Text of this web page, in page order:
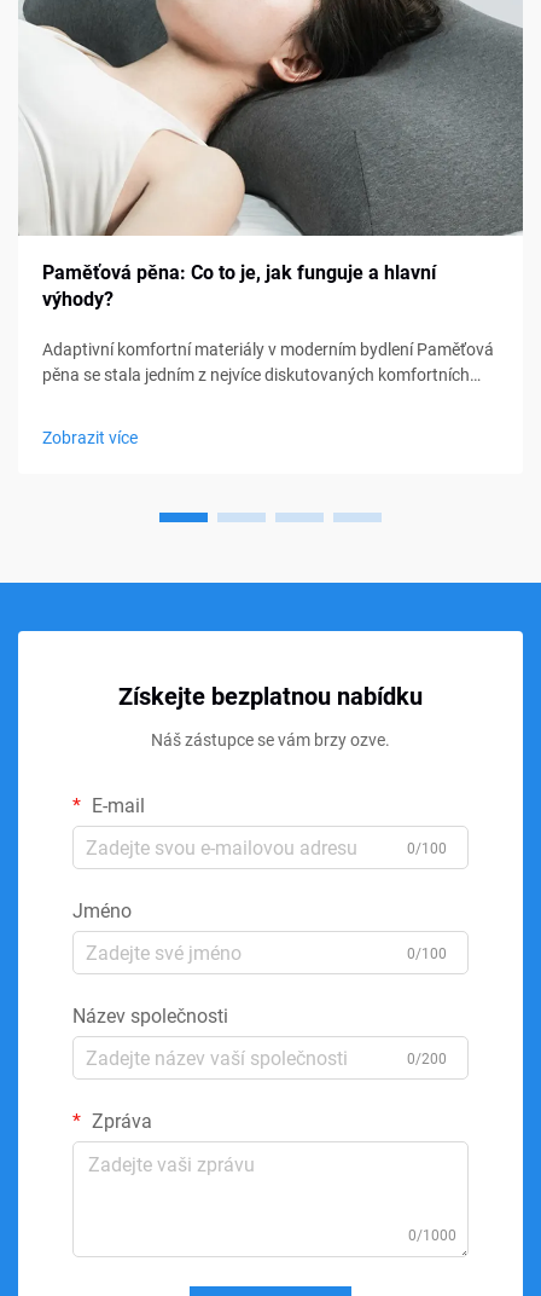
Paměťová pěna: Co to je, jak funguje a hlavní
výhody?
Adaptivní komfortní materiály v moderním bydlení Paměťová
pěna se stala jedním z nejvíce diskutovaných komfortních
Zobrazit více
Získejte bezplatnou nabídku
Náš zástupce se vám brzy ozve.
E-mail
0/100
Jméno
0/100
Název společnosti
0/200
Zpráva
0/1000